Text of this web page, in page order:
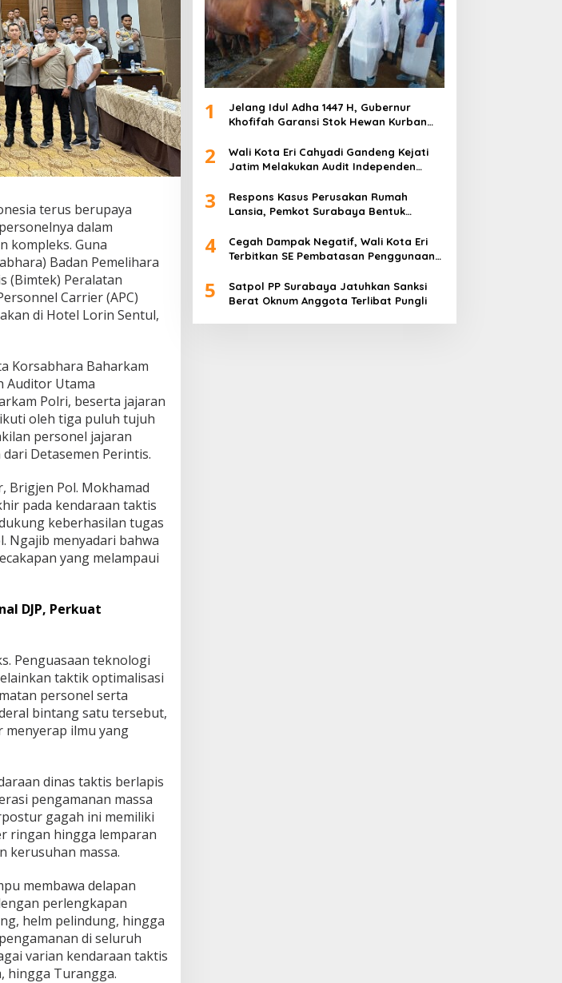
terus berupaya
dalam
kompleks. Guna
Badan Pemelihara
(Bimtek) Peralatan
Carrier (APC)
di Hotel Lorin Sentul,
Korsabhara Baharkam
Auditor Utama
Polri, beserta jajaran
oleh tiga puluh tujuh
personel jajaran
Detasemen Perintis.
Brigjen Pol. Mokhamad
pada kendaraan taktis
keberhasilan tugas
Ngajib menyadari bahwa
yang melampaui
DJP, Perkuat
Penguasaan teknologi
taktik optimalisasi
personel serta
bintang satu tersebut,
ilmu yang
dinas taktis berlapis
pengamanan massa
gagah ini memiliki
ringan hingga lemparan
kerusuhan massa.
membawa delapan
perlengkapan
helm pelindung, hingga
di seluruh
varian kendaraan taktis
hingga Turangga.
1
Jelang Idul Adha 1447 H, Gubernur
Khofifah Garansi Stok Hewan Kurban
2
Wali Kota Eri Cahyadi Gandeng Kejati
Jatim Melakukan Audit Independen
3
Respons Kasus Perusakan Rumah
Lansia, Pemkot Surabaya Bentuk
4
Cegah Dampak Negatif, Wali Kota Eri
Terbitkan SE Pembatasan Penggunaan
5
Satpol PP Surabaya Jatuhkan Sanksi
Berat Oknum Anggota Terlibat Pungli